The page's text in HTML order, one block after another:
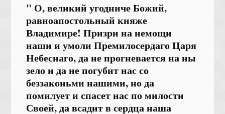
" О, великий угодниче Божий,
равноапостольный княже
Владимире! Призри на немощи
наши и умоли Премилосердаго Царя
Небеснаго, да не прогневается на ны
зело и да не погубит нас со
беззаконьми нашими, но да
помилует и спасет нас по милости
Своей, да всадит в сердца наша